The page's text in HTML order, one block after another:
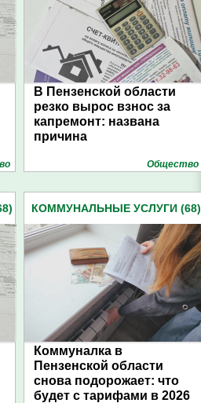
В Пензенской области
резко вырос взнос за
капремонт: названа
причина
Общество
КОММУНАЛЬНЫЕ УСЛУГИ (68)
Коммуналка в
Пензенской области
снова подорожает: что
будет с тарифами в 2026